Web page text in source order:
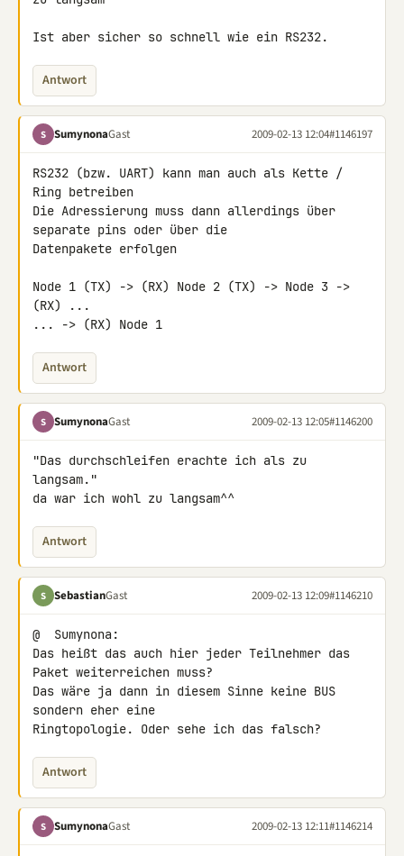
Ist aber sicher so schnell wie ein RS232.
Antwort
S SumynonaGast 2009-02-13 12:04#1146197
RS232 (bzw. UART) kann man auch als Kette /
Ring betreiben
Die Adressierung muss dann allerdings über
separate pins oder über die
Datenpakete erfolgen
Node 1 (TX) -> (RX) Node 2 (TX) -> Node 3 ->
(RX) ...
... -> (RX) Node 1
Antwort
S SumynonaGast 2009-02-13 12:05#1146200
"Das durchschleifen erachte ich als zu
langsam."
da war ich wohl zu langsam^^
Antwort
S SebastianGast 2009-02-13 12:09#1146210
@  Sumynona:
Das heißt das auch hier jeder Teilnehmer das
Paket weiterreichen muss?
Das wäre ja dann in diesem Sinne keine BUS
sondern eher eine
Ringtopologie. Oder sehe ich das falsch?
Antwort
S SumynonaGast 2009-02-13 12:11#1146214